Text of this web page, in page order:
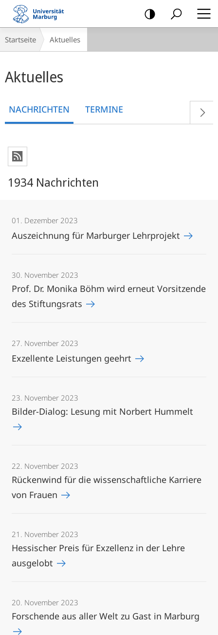
Mobile-
Navigation
Breadcrumb-
Navigation
Startseite Aktuelles
Aktuelles
NACHRICHTEN TERMINE
1934 Nachrichten
01. Dezember 2023
Auszeichnung für Marburger Lehrprojekt
30. November 2023
Prof. Dr. Monika Böhm wird erneut Vorsitzende
des Stiftungsrats
27. November 2023
Exzellente Leistungen geehrt
23. November 2023
Bilder-Dialog: Lesung mit Norbert Hummelt
22. November 2023
Rückenwind für die wissenschaftliche Karriere
von Frauen
21. November 2023
Hessischer Preis für Exzellenz in der Lehre
ausgelobt
20. November 2023
Forschende aus aller Welt zu Gast in Marburg